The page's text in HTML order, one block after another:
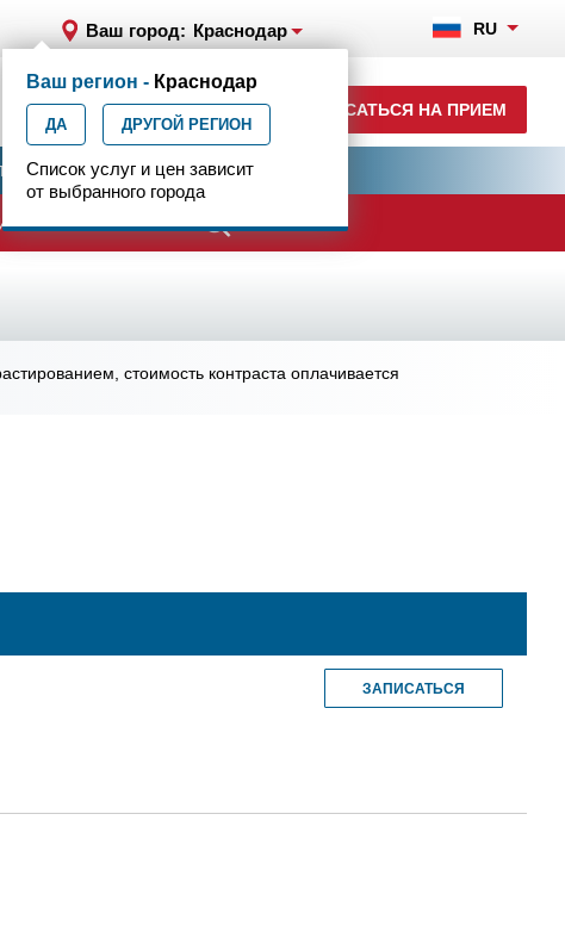
Ваш город: Краснодар RU
+7 (861) 200-83-22
ежедн. 8.00-00.00
ЗАПИСАТЬСЯ НА ПРИЕМ
Ваш регион - Краснодар
ДА ДРУГОЙ РЕГИОН
Список услуг и цен зависит
от выбранного города
Центр эпилептологии
стоимость контраста оплачивается
ЗАПИСАТЬСЯ